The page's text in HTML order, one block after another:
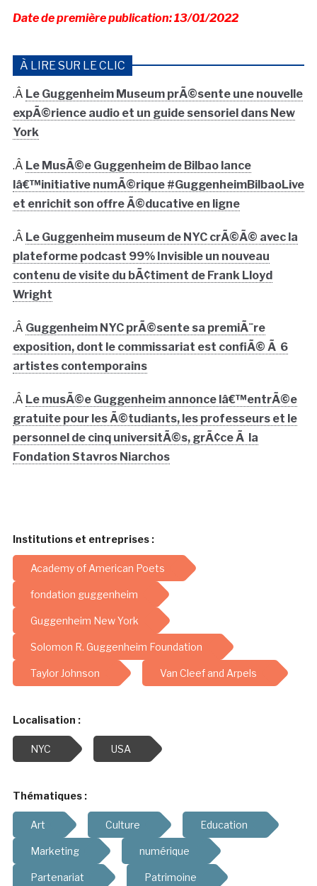
Date de première publication: 13/01/2022
À LIRE SUR LE CLIC
.Â Le Guggenheim Museum prÃ©sente une nouvelle
expÃ©rience audio et un guide sensoriel dans New
York
.Â Le MusÃ©e Guggenheim de Bilbao lance
lâ€™initiative numÃ©rique #GuggenheimBilbaoLive
et enrichit son offre Ã©ducative en ligne
.Â Le Guggenheim museum de NYC crÃ©Ã© avec la
plateforme podcast 99% Invisible un nouveau
contenu de visite du bÃ¢timent de Frank Lloyd
Wright
.Â Guggenheim NYC prÃ©sente sa premiÃ¨re
exposition, dont le commissariat est confiÃ© Ã 6
artistes contemporains
.Â Le musÃ©e Guggenheim annonce lâ€™entrÃ©e
gratuite pour les Ã©tudiants, les professeurs et le
personnel de cinq universitÃ©s, grÃ¢ce Ã la
Fondation Stavros Niarchos
Institutions et entreprises :
Academy of American Poets
fondation guggenheim
Guggenheim New York
Solomon R. Guggenheim Foundation
Taylor Johnson Van Cleef and Arpels
Localisation :
NYC USA
Thématiques :
Art Culture Education
Marketing numérique
Partenariat Patrimoine